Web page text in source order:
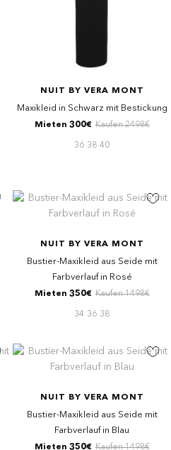
NUIT BY VERA MONT
Maxikleid in Schwarz mit Bestickung
Mieten 300€ Kaufen 2498€
36 38 40
NUIT BY VERA MONT
Bustier-Maxikleid aus Seide mit
Farbverlauf in Rosé
Mieten 350€ Kaufen 1498€
34 36 38
NUIT BY VERA MONT
Bustier-Maxikleid aus Seide mit
Farbverlauf in Blau
Mieten 350€ Kaufen 1498€